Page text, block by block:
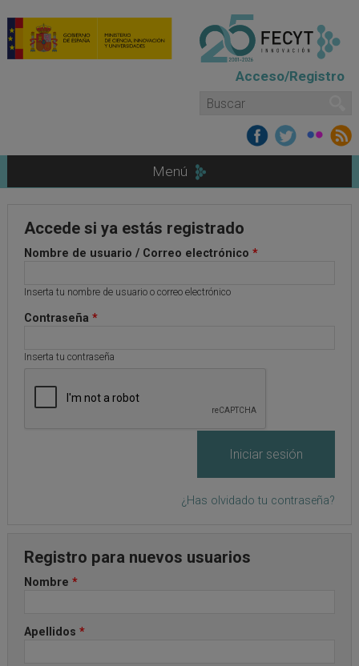
Acceso/Registro
Formulario de búsqueda
Buscar
Menú
Registro para nuevos usuarios
Nombre *
Apellidos *
Accede si ya estás registrado
Nombre de usuario / Correo electrónico *
Inserta tu nombre de usuario o correo electrónico
Contraseña *
Inserta tu contraseña
¿Has olvidado tu contraseña?